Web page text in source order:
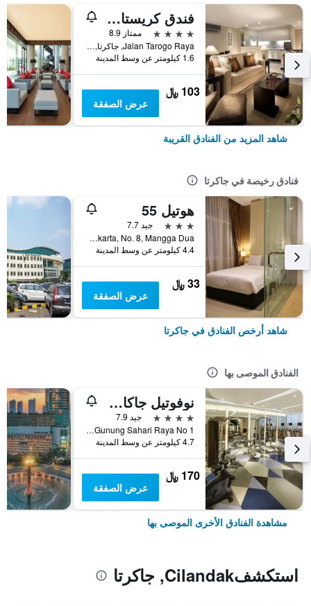
فندق كريستال جاكارتا
4 نجوم
ممتاز 8.9
Jalan Tarogo Raya, جاكرتا, إندونيسيا
1.6 كيلومتر عن وسط المدينة
103 ﷼
عرض الصفقة
شاهد المزيد من الفنادق القريبة
فنادق رخيصة في جاكرتا
هوتيل 55
3 نجوم
جيد 7.7
Jl. Pangeran Jayakarta, No. 8, Mangga Dua, جاكرتا, إندونيسيا
4.4 كيلومتر عن وسط المدينة
33 ﷼
عرض الصفقة
شاهد أرخص الفنادق في جاكرتا
الفنادق الموصى بها
نوفوتيل جاكارتا مانغا دوا سكوير
4 نجوم
جيد 7.9
Jalan Gunung Sahari Raya No 1, جاكرتا, إندونيسيا
4.7 كيلومتر عن وسط المدينة
170 ﷼
عرض الصفقة
مشاهدة الفنادق الأخرى الموصى بها
استكشفCilandak, جاكرتا